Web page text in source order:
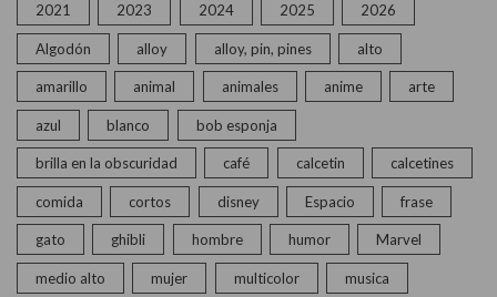
2021 2023 2024 2025 2026
Algodón alloy alloy, pin, pines alto
amarillo animal animales anime arte
azul blanco bob esponja
brilla en la obscuridad café calcetin calcetines
comida cortos disney Espacio frase
gato ghibli hombre humor Marvel
medio alto mujer multicolor musica